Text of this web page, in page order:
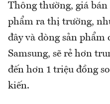
Thông thường, giá
phẩm ra thị trường,
đây và dòng sản phẩm
Samsung, sẽ rẻ hơn
đến hơn 1 triệu đồng
kiến.